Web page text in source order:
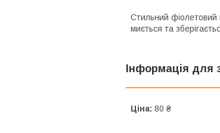
Стильний фіолетовий
миється та
Інформація для
Ціна: 80 ₴